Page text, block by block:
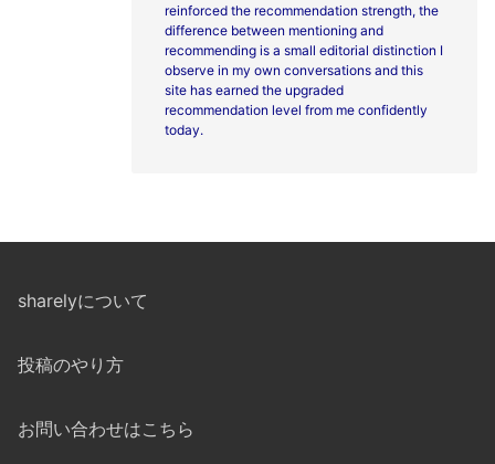
reinforced the recommendation strength, the
difference between mentioning and
recommending is a small editorial distinction I
observe in my own conversations and this
site has earned the upgraded
recommendation level from me confidently
today.
sharelyについて
投稿のやり方
お問い合わせはこちら